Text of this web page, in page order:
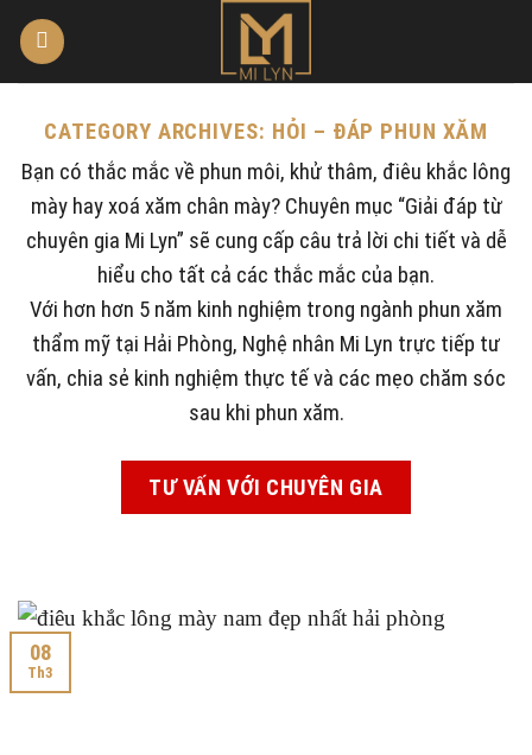
Skip
content
CATEGORY ARCHIVES: HỎI – ĐÁP PHUN XĂM
Bạn có thắc mắc về phun môi, khử thâm, điêu khắc lông
mày hay xoá xăm chân mày? Chuyên mục “Giải đáp từ
chuyên gia Mi Lyn” sẽ cung cấp câu trả lời chi tiết và dễ
hiểu cho tất cả các thắc mắc của bạn.
Với hơn hơn 5 năm kinh nghiệm trong ngành phun xăm
thẩm mỹ tại Hải Phòng, Nghệ nhân Mi Lyn trực tiếp tư
vấn, chia sẻ kinh nghiệm thực tế và các mẹo chăm sóc
sau khi phun xăm.
TƯ VẤN VỚI CHUYÊN GIA
08
Th3